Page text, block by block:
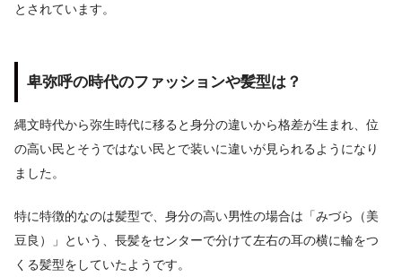
とされています。
卑弥呼の時代のファッションや髪型は？
縄文時代から弥生時代に移ると身分の違いから格差が生まれ、位
の高い民とそうではない民とで装いに違いが見られるようになり
ました。
特に特徴的なのは髪型で、身分の高い男性の場合は「みづら（美
豆良）」という、長髪をセンターで分けて左右の耳の横に輪をつ
くる髪型をしていたようです。